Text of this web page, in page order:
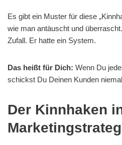
Es gibt ein Muster für diese
wie man antäuscht und
Zufall. Er hatte ein System.
Das heißt für Dich: Wenn Du
schickst Du Deinen Kunden
Der Kinnhaken